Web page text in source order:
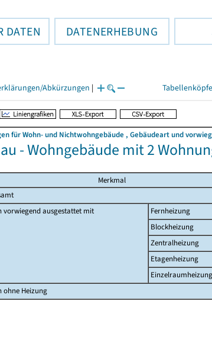
DATEN DATENERHEBUNG
Abkürzungen |
für Wohn- und Nichtwohngebäude , Gebäudeart und
- Wohngebäude mit 2
Merkmal
vorwiegend ausgestattet mit
Fernheizung
Blockheizung
Zentralheizung
Etagenheizung
Einzelraumheizung
ohne Heizung